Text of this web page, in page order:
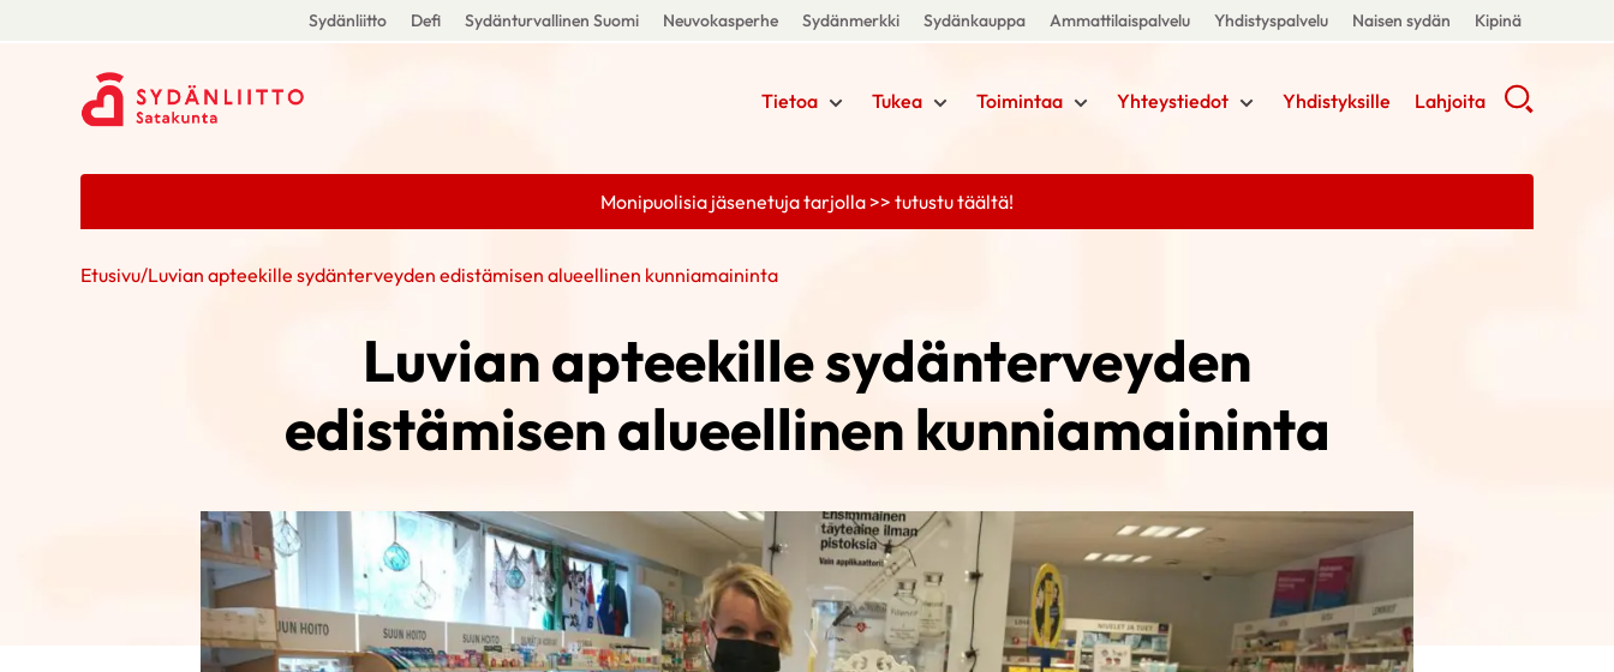
Sydänliitto Defi Sydänturvallinen Suomi Neuvokasperhe Sydänmerkki Sydänkauppa Ammattilaispalvelu Yhdistyspalvelu Naisen sydän Kipinä
Tietoa Tukea Toimintaa Yhteystiedot Yhdistyksille Lahjoita
Monipuolisia jäsenetuja tarjolla >> tutustu täältä!
Etusivu/Luvian apteekille sydänterveyden edistämisen alueellinen kunniamaininta
Luvian apteekille sydänterveyden
edistämisen alueellinen kunniamaininta